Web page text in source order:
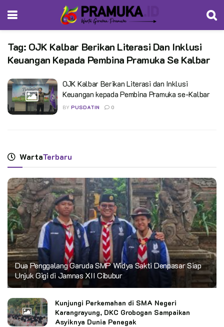
Tag: OJK Kalbar Berikan Literasi Dan Inklusi
Keuangan Kepada Pembina Pramuka Se Kalbar
OJK Kalbar Berikan Literasi dan Inklusi
Keuangan kepada Pembina Pramuka se-Kalbar
BY PUSDATIN 0
WartaTerbaru
Dua Penggalang Garuda SMP Widya Sakti Denpasar Siap
Unjuk Gigi di Jamnas XII Cibubur
Kunjungi Perkemahan di SMA Negeri
Karangrayung, DKC Grobogan Sampaikan
Asyiknya Dunia Penegak